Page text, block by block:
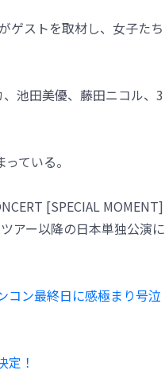
ゲストを取材し、女子たち
池田美優、藤田ニコル、3
ている。
[SPECIAL MOMENT]
アー以降の日本単独公演に
コン最終日に感極まり号泣
定！